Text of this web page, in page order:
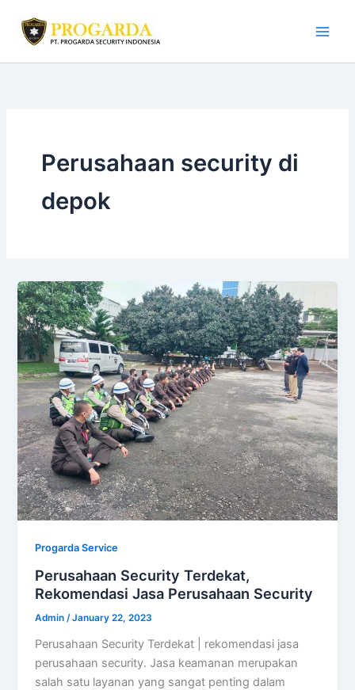
content
Perusahaan security di
depok
Progarda Service
Perusahaan Security Terdekat,
Rekomendasi Jasa Perusahaan Security
Admin/January 22, 2023
Perusahaan Security Terdekat | rekomendasi jasa
perusahaan security. Jasa keamanan merupakan
salah satu layanan yang sangat penting dalam